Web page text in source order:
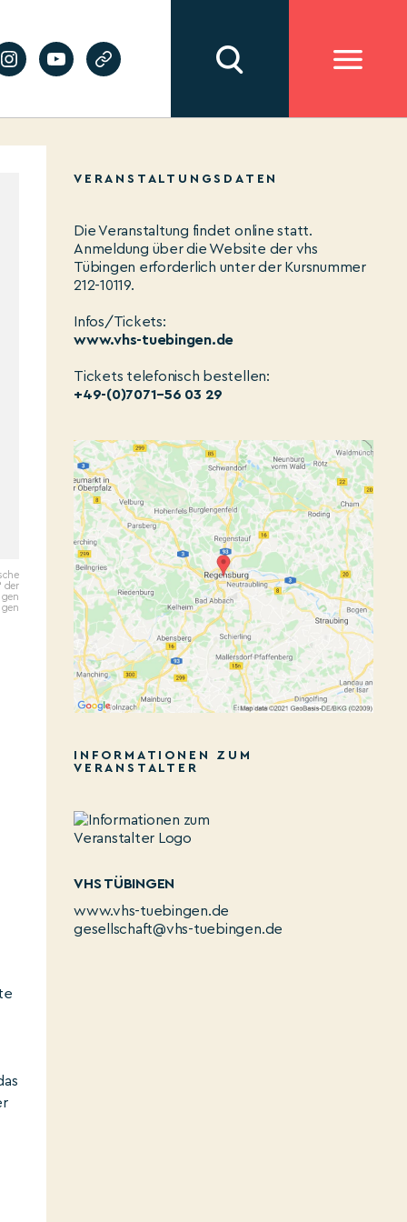
der
VERANSTALTUNGSDATEN
Die Veranstaltung findet online statt.
Anmeldung über die Website der vhs
Tübingen erforderlich unter der Kursnummer
212-10119.
Infos/Tickets:
www.vhs-tuebingen.de
Tickets telefonisch bestellen:
+49-(0)7071–56 03 29
INFORMATIONEN ZUM
VERANSTALTER
VHS TÜBINGEN
www.vhs-tuebingen.de
gesellschaft@vhs-tuebingen.de